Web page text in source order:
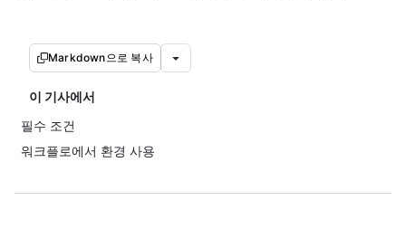
Markdown으로 복사
이 기사에서
필수 조건
워크플로에서 환경 사용